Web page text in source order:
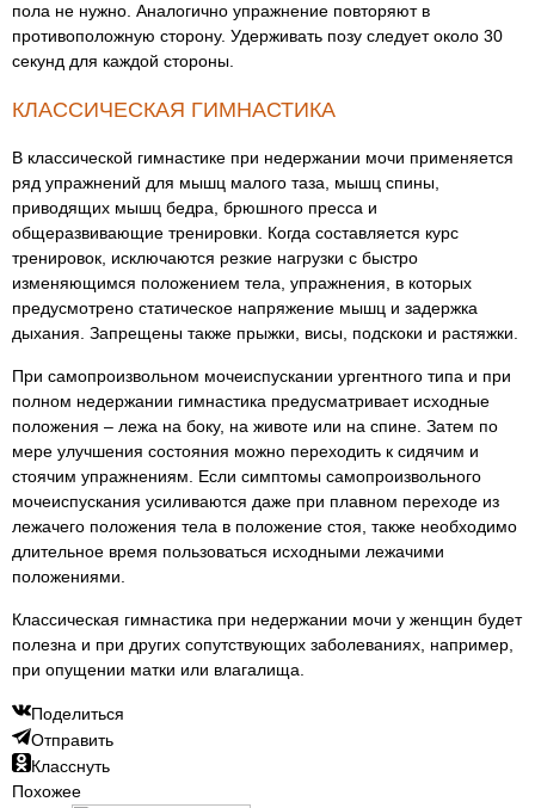
пола не нужно. Аналогично упражнение повторяют в
противоположную сторону. Удерживать позу следует около 30
секунд для каждой стороны.
КЛАССИЧЕСКАЯ ГИМНАСТИКА
В классической гимнастике при недержании мочи применяется
ряд упражнений для мышц малого таза, мышц спины,
приводящих мышц бедра, брюшного пресса и
общеразвивающие тренировки. Когда составляется курс
тренировок, исключаются резкие нагрузки с быстро
изменяющимся положением тела, упражнения, в которых
предусмотрено статическое напряжение мышц и задержка
дыхания. Запрещены также прыжки, висы, подскоки и растяжки.
При самопроизвольном мочеиспускании ургентного типа и при
полном недержании гимнастика предусматривает исходные
положения – лежа на боку, на животе или на спине. Затем по
мере улучшения состояния можно переходить к сидячим и
стоячим упражнениям. Если симптомы самопроизвольного
мочеиспускания усиливаются даже при плавном переходе из
лежачего положения тела в положение стоя, также необходимо
длительное время пользоваться исходными лежачими
положениями.
Классическая гимнастика при недержании мочи у женщин будет
полезна и при других сопутствующих заболеваниях, например,
при опущении матки или влагалища.
Поделиться
Отправить
Класснуть
Похожее